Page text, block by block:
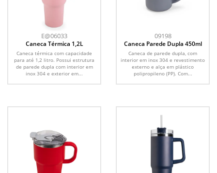
E@06033
Caneca Térmica 1,2L
Caneca térmica com capacidade
para até 1,2 litro. Possui estrutura
de parede dupla com interior em
inox 304 e exterior em...
09198
Caneca Parede Dupla 450ml
Caneca de parede dupla, com
interior em inox 304 e revestimento
externo e alça em plástico
polipropileno (PP). Com...